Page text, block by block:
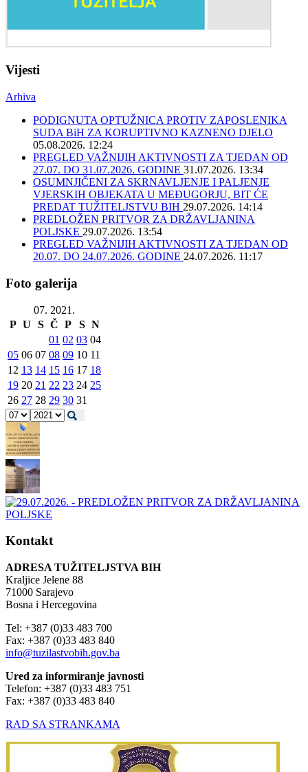
Vijesti
Arhiva
PODIGNUTA OPTUŽNICA PROTIV ZAPOSLENIKA
SUDA BiH ZA KORUPTIVNO KAZNENO DJELO
05.08.2026. 12:24
PREGLED VAŽNIJIH AKTIVNOSTI ZA TJEDAN OD
27.07. DO 31.07.2026. GODINE 31.07.2026. 13:34
OSUMNJIČENI ZA SKRNAVLJENJE I PALJENJE
VJERSKIH OBJEKATA U MEĐUGORJU, BIT ĆE
PREDAT TUŽITELJSTVU BIH 29.07.2026. 14:14
PREDLOŽEN PRITVOR ZA DRŽAVLJANINA
POLJSKE 29.07.2026. 13:54
PREGLED VAŽNIJIH AKTIVNOSTI ZA TJEDAN OD
20.07. DO 24.07.2026. GODINE 24.07.2026. 11:17
Foto galerija
07. 2021.
P U S Č P S N
01 02 03 04
05 06 07 08 09 10 11
12 13 14 15 16 17 18
19 20 21 22 23 24 25
26 27 28 29 30 31
Kontakt
ADRESA TUŽITELJSTVA BIH
Kraljice Jelene 88
71000 Sarajevo
Bosna i Hercegovina
Tel: +387 (0)33 483 700
Fax: +387 (0)33 483 840
info@tuzilastvobih.gov.ba
Ured za informiranje javnosti
Telefon: +387 (0)33 483 751
Fax: +387 (0)33 483 840
RAD SA STRANKAMA